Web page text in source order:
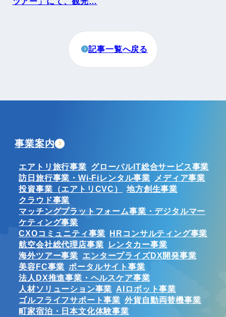
記事一覧へ戻る
事業案内
エアトリ旅行事業 グローバルIT総合サービス事業
訪日旅行事業・Wi-Fiレンタル事業
メディア事業
投資事業（エアトリCVC）
地方創生事業
クラウド事業
マッチングプラットフォーム事業・デジタルマー
ケティング事業
CXOコミュニティ事業 HRコンサルティング事業
航空会社総代理店事業
レンタカー事業
海外ツアー事業
エンタープライズDX開発事業
美容FC事業 ポータルサイト事業
法人DX推進事業・ヘルスケア事業
人材ソリューション事業 AIロボット事業
ゴルフライフサポート事業 外貨自動両替機事業
町家宿泊・日本文化体験事業